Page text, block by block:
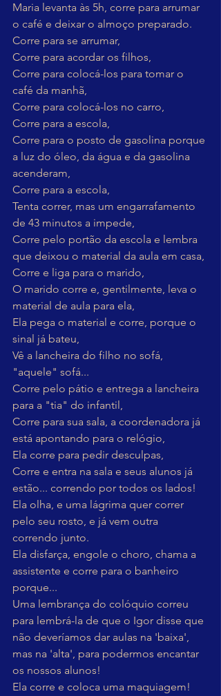
Maria levanta às 5h, corre para arrumar
o café e deixar o almoço preparado.
Corre para se arrumar,
Corre para acordar os filhos,
Corre para colocá-los para tomar o
café da manhã,
Corre para colocá-los no carro,
Corre para a escola,
Corre para o posto de gasolina porque
a luz do óleo, da água e da gasolina
acenderam,
Corre para a escola,
Tenta correr, mas um engarrafamento
de 43 minutos a impede,
Corre pelo portão da escola e lembra
que deixou o material da aula em casa,
Corre e liga para o marido,
O marido corre e, gentilmente, leva o
material de aula para ela,
Ela pega o material e corre, porque o
sinal já bateu,
Vê a lancheira do filho no sofá,
"aquele" sofá...
Corre pelo pátio e entrega a lancheira
para a "tia" do infantil,
Corre para sua sala, a coordenadora já
está apontando para o relógio,
Ela corre para pedir desculpas,
Corre e entra na sala e seus alunos já
estão... correndo por todos os lados!
Ela olha, e uma lágrima quer correr
pelo seu rosto, e já vem outra
correndo junto.
Ela disfarça, engole o choro, chama a
assistente e corre para o banheiro
porque...
Uma lembrança do colóquio correu
para lembrá-la de que o Igor disse que
não deveríamos dar aulas na 'baixa',
mas na 'alta', para podermos encantar
os nossos alunos!
Ela corre e coloca uma maquiagem!